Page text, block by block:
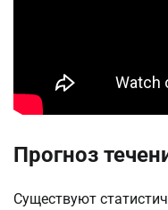
Прогноз
Существуют